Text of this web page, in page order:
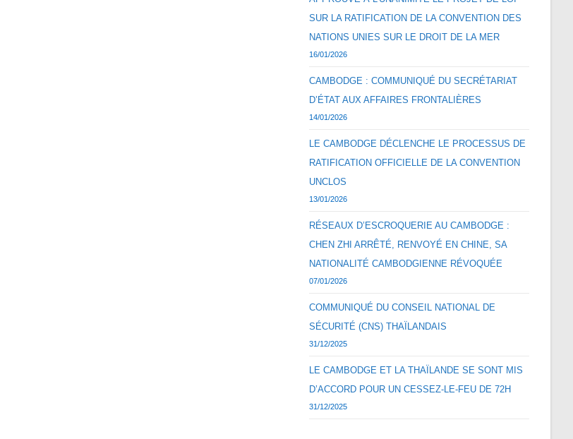
SUR LA RATIFICATION DE LA CONVENTION DES
NATIONS UNIES SUR LE DROIT DE LA MER
16/01/2026
CAMBODGE : COMMUNIQUÉ DU SECRÉTARIAT
D’ÉTAT AUX AFFAIRES FRONTALIÈRES
14/01/2026
LE CAMBODGE DÉCLENCHE LE PROCESSUS DE
RATIFICATION OFFICIELLE DE LA CONVENTION
UNCLOS
13/01/2026
RÉSEAUX D’ESCROQUERIE AU CAMBODGE :
CHEN ZHI ARRÊTÉ, RENVOYÉ EN CHINE, SA
NATIONALITÉ CAMBODGIENNE RÉVOQUÉE
07/01/2026
COMMUNIQUÉ DU CONSEIL NATIONAL DE
SÉCURITÉ (CNS) THAÏLANDAIS
31/12/2025
LE CAMBODGE ET LA THAÏLANDE SE SONT MIS
D’ACCORD POUR UN CESSEZ-LE-FEU DE 72H
31/12/2025